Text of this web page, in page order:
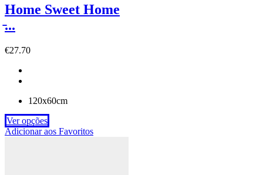
Home Sweet Home
̵...
€27.70
120x60cm
Ver opções
Adicionar aos Favoritos